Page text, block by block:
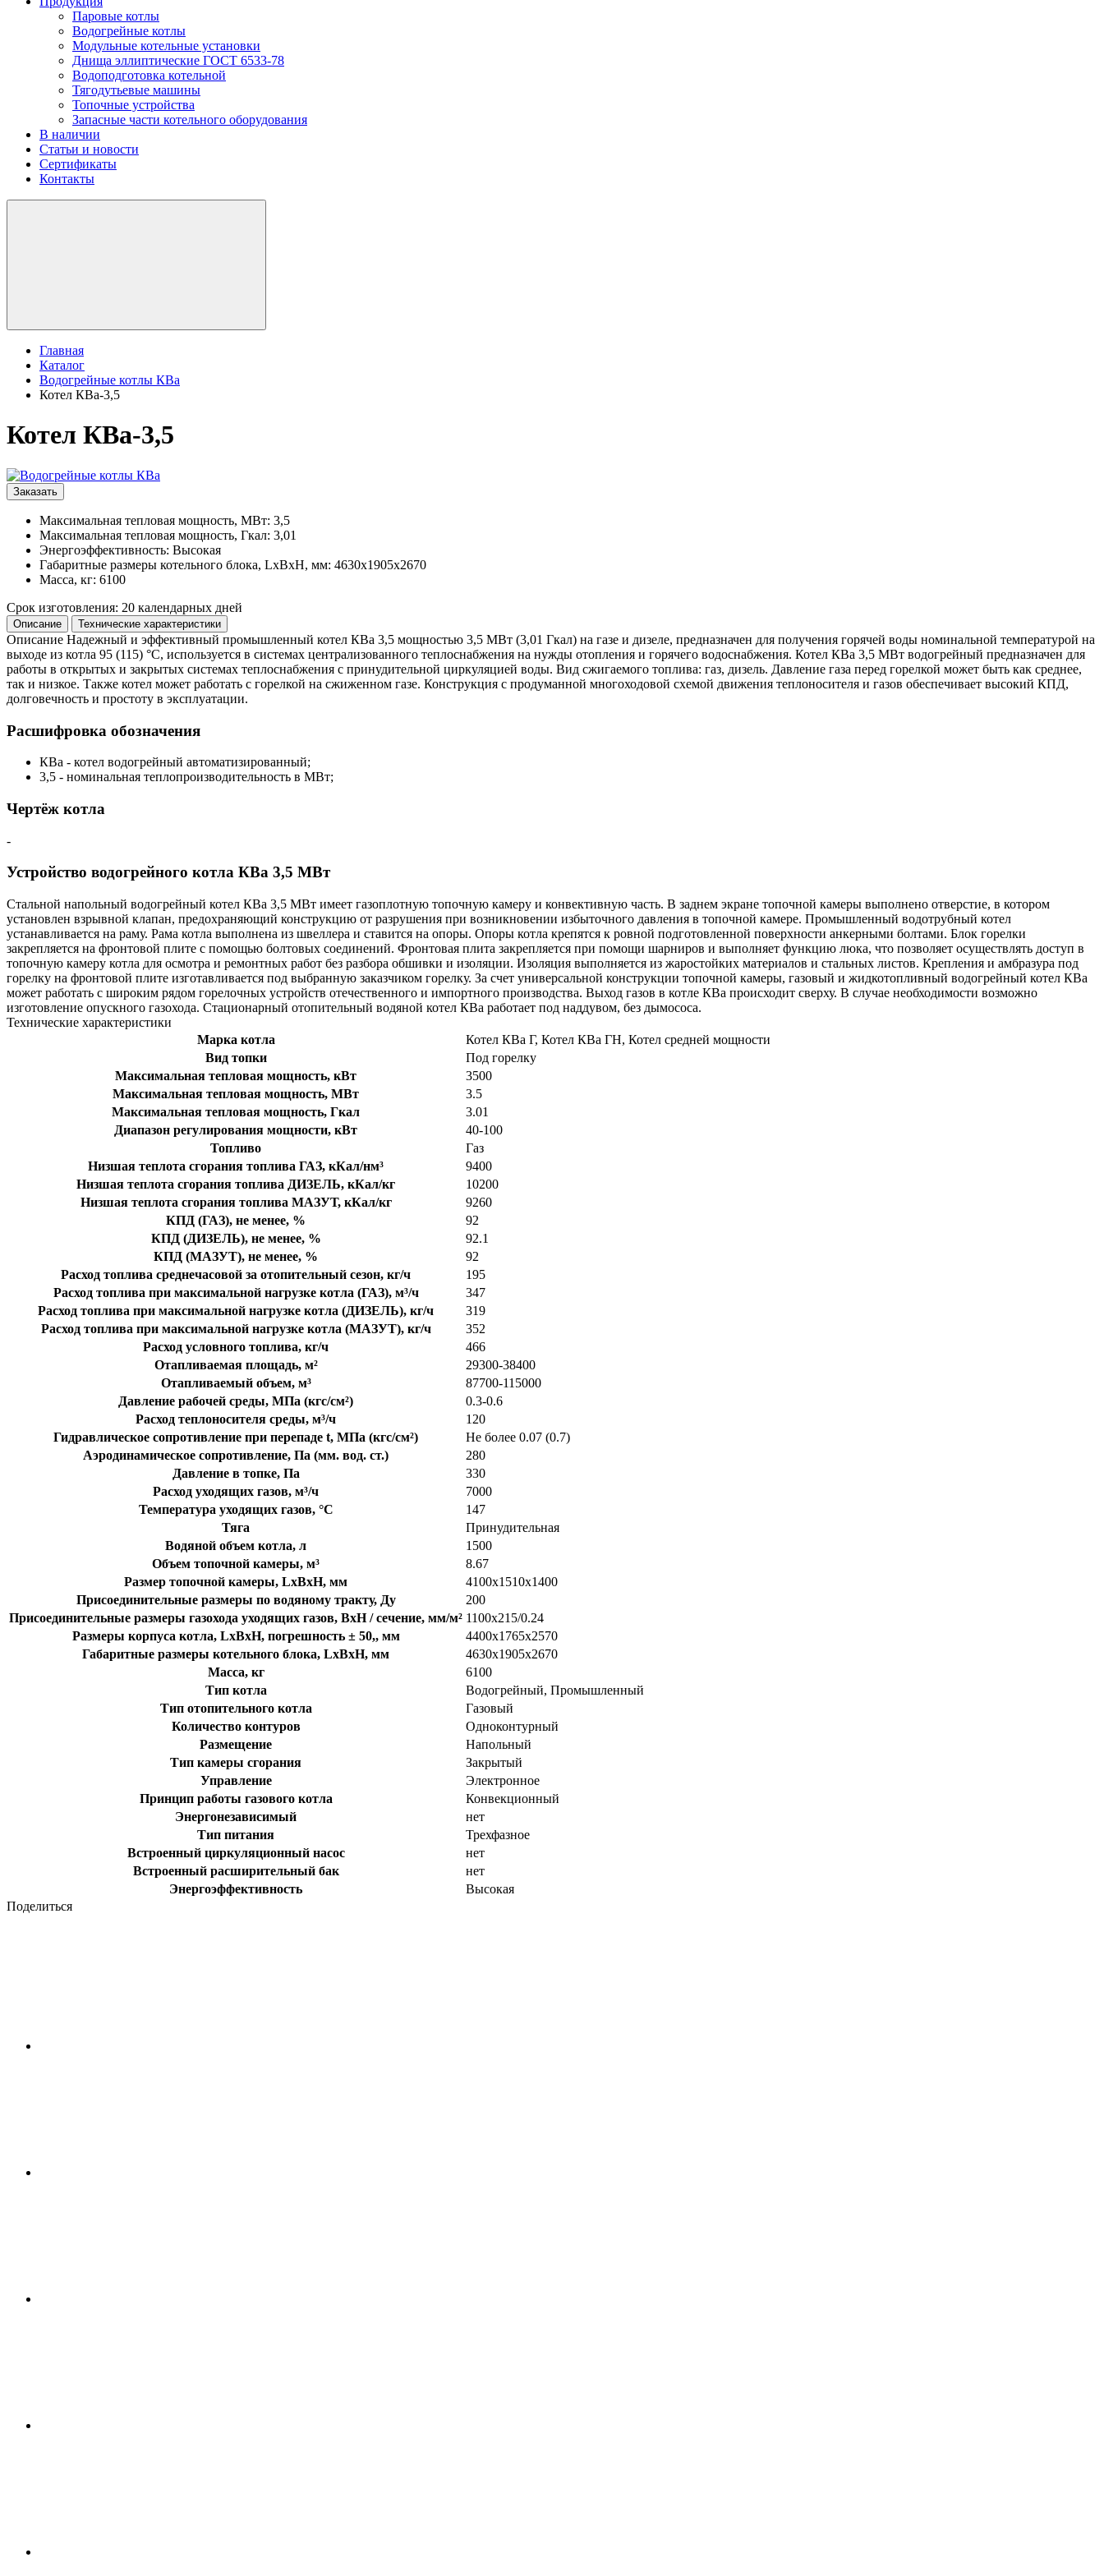
Паровые котлы
Водогрейные котлы
Модульные котельные установки
Днища эллиптические ГОСТ 6533-78
Водоподготовка котельной
Тягодутьевые машины
Топочные устройства
Запасные части котельного оборудования
В наличии
Статьи и новости
Сертификаты
Контакты
Главная
Каталог
Водогрейные котлы КВа
Котел КВа-3,5
Котел КВа-3,5
Заказать
Максимальная тепловая мощность, МВт: 3,5
Максимальная тепловая мощность, Гкал: 3,01
Энергоэффективность: Высокая
Габаритные размеры котельного блока, LxBxH, мм: 4630х1905х2670
Масса, кг: 6100
Срок изготовления: 20 календарных дней
Описание Технические характеристики
Описание Надежный и эффективный промышленный котел КВа 3,5 мощностью 3,5 МВт (3,01 Гкал) на газе и дизеле, предназначен для получения горячей воды номинальной температурой на
выходе из котла 95 (115) °С, используется в системах централизованного теплоснабжения на нужды отопления и горячего водоснабжения. Котел КВа 3,5 МВт водогрейный предназначен для
работы в открытых и закрытых системах теплоснабжения с принудительной циркуляцией воды. Вид сжигаемого топлива: газ, дизель. Давление газа перед горелкой может быть как среднее,
так и низкое. Также котел может работать с горелкой на сжиженном газе. Конструкция с продуманной многоходовой схемой движения теплоносителя и газов обеспечивает высокий КПД,
долговечность и простоту в эксплуатации.
Расшифровка обозначения
КВа - котел водогрейный автоматизированный;
3,5 - номинальная теплопроизводительность в МВт;
Чертёж котла
-
Устройство водогрейного котла КВа 3,5 МВт
Стальной напольный водогрейный котел КВа 3,5 МВт имеет газоплотную топочную камеру и конвективную часть. В заднем экране топочной камеры выполнено отверстие, в котором
установлен взрывной клапан, предохраняющий конструкцию от разрушения при возникновении избыточного давления в топочной камере. Промышленный водотрубный котел
устанавливается на раму. Рама котла выполнена из швеллера и ставится на опоры. Опоры котла крепятся к ровной подготовленной поверхности анкерными болтами. Блок горелки
закрепляется на фронтовой плите с помощью болтовых соединений. Фронтовая плита закрепляется при помощи шарниров и выполняет функцию люка, что позволяет осуществлять доступ в
топочную камеру котла для осмотра и ремонтных работ без разбора обшивки и изоляции. Изоляция выполняется из жаростойких материалов и стальных листов. Крепления и амбразура под
горелку на фронтовой плите изготавливается под выбранную заказчиком горелку. За счет универсальной конструкции топочной камеры, газовый и жидкотопливный водогрейный котел КВа
может работать с широким рядом горелочных устройств отечественного и импортного производства. Выход газов в котле КВа происходит сверху. В случае необходимости возможно
изготовление опускного газохода. Стационарный отопительный водяной котел КВа работает под наддувом, без дымососа.
Технические характеристики
Марка котла
Котел КВа Г, Котел КВа ГН, Котел средней мощности
Вид топки
Под горелку
Максимальная тепловая мощность, кВт
3500
Максимальная тепловая мощность, МВт
3.5
Максимальная тепловая мощность, Гкал
3.01
Диапазон регулирования мощности, кВт
40-100
Топливо
Газ
Низшая теплота сгорания топлива ГАЗ, кКал/нм³
9400
Низшая теплота сгорания топлива ДИЗЕЛЬ, кКал/кг
10200
Низшая теплота сгорания топлива МАЗУТ, кКал/кг
9260
КПД (ГАЗ), не менее, %
92
КПД (ДИЗЕЛЬ), не менее, %
92.1
КПД (МАЗУТ), не менее, %
92
Расход топлива среднечасовой за отопительный сезон, кг/ч
195
Расход топлива при максимальной нагрузке котла (ГАЗ), м³/ч
347
Расход топлива при максимальной нагрузке котла (ДИЗЕЛЬ), кг/ч
319
Расход топлива при максимальной нагрузке котла (МАЗУТ), кг/ч
352
Расход условного топлива, кг/ч
466
Отапливаемая площадь, м²
29300-38400
Отапливаемый объем, м³
87700-115000
Давление рабочей среды, МПа (кгс/cм²)
0.3-0.6
Расход теплоносителя среды, м³/ч
120
Гидравлическое сопротивление при перепаде t, МПа (кгс/cм²)
Не более 0.07 (0.7)
Аэродинамическое сопротивление, Па (мм. вод. ст.)
280
Давление в топке, Па
330
Расход уходящих газов, м³/ч
7000
Температура уходящих газов, °C
147
Тяга
Принудительная
Водяной объем котла, л
1500
Объем топочной камеры, м³
8.67
Размер топочной камеры, LxBxH, мм
4100х1510х1400
Присоединительные размеры по водяному тракту, Ду
200
Присоединительные размеры газохода уходящих газов, BxH / сечение, мм/м² 1100х215/0.24
Размеры корпуса котла, LxBxH, погрешность ± 50,, мм
4400х1765х2570
Габаритные размеры котельного блока, LxBxH, мм
4630х1905х2670
Масса, кг
6100
Тип котла
Водогрейный, Промышленный
Тип отопительного котла
Газовый
Количество контуров
Одноконтурный
Размещение
Напольный
Тип камеры сгорания
Закрытый
Управление
Электронное
Принцип работы газового котла
Конвекционный
Энергонезависимый
нет
Тип питания
Трехфазное
Встроенный циркуляционный насос
нет
Встроенный расширительный бак
нет
Энергоэффективность
Высокая
Поделиться